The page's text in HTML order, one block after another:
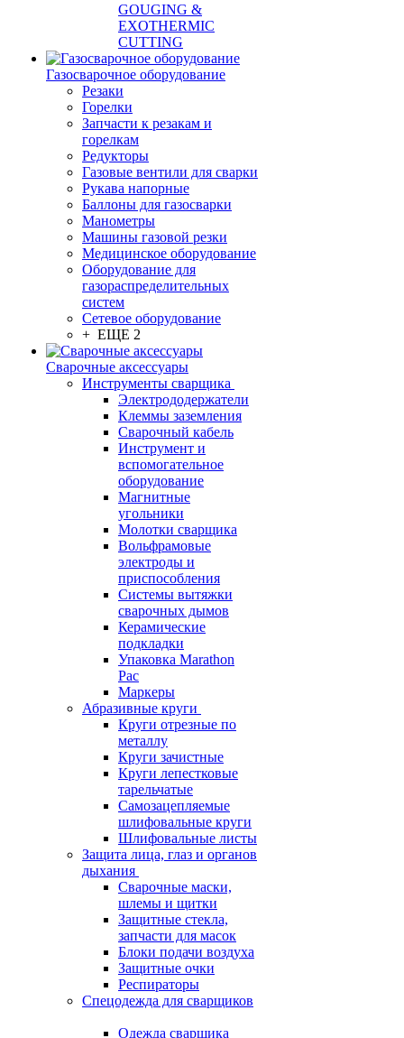
GOUGING &
EXOTHERMIC
CUTTING
Газосварочное оборудование
Резаки
Горелки
Запчасти к резакам и
горелкам
Редукторы
Газовые вентили для сварки
Рукава напорные
Баллоны для газосварки
Манометры
Машины газовой резки
Медицинское оборудование
Оборудование для
газораспределительных
систем
Сетевое оборудование
+ ЕЩЕ 2
Сварочные аксессуары
Инструменты сварщика
Электрододержатели
Клеммы заземления
Сварочный кабель
Инструмент и
вспомогательное
оборудование
Магнитные
угольники
Молотки сварщика
Вольфрамовые
электроды и
приспособления
Системы вытяжки
сварочных дымов
Керамические
подкладки
Упаковка Marathon
Pac
Маркеры
Абразивные круги
Круги отрезные по
металлу
Круги зачистные
Круги лепестковые
тарельчатые
Самозацепляемые
шлифовальные круги
Шлифовальные листы
Защита лица, глаз и органов
дыхания
Сварочные маски,
шлемы и щитки
Защитные стекла,
запчасти для масок
Блоки подачи воздуха
Защитные очки
Респираторы
Спецодежда для сварщиков
Одежда сварщика